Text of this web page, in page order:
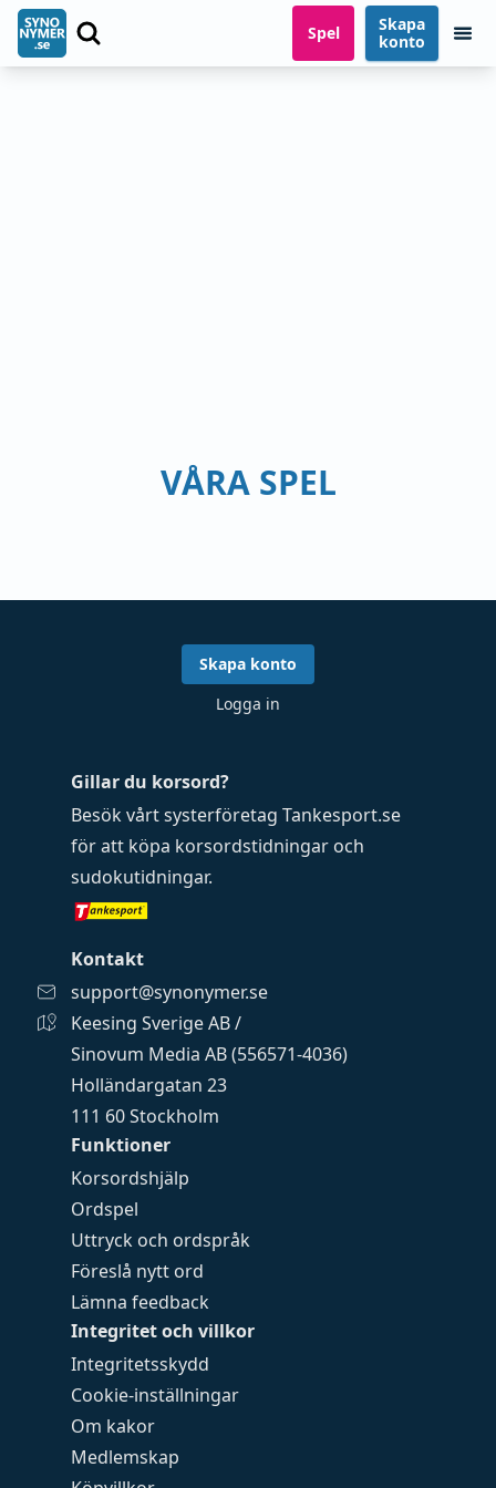
Spel
Skapa
konto
VÅRA SPEL
Funktioner
Korsordshjälp
Ordspel
Uttryck och ordspråk
Föreslå nytt ord
Lämna feedback
Integritet och villkor
Integritetsskydd
Cookie-inställningar
Om kakor
Medlemskap
Gillar du korsord?
Besök vårt systerföretag Tankesport.se
för att köpa korsordstidningar och
sudokutidningar.
Kontakt
support@synonymer.se
Keesing Sverige AB /
Sinovum Media AB (556571-4036)
Holländargatan 23
111 60 Stockholm
Skapa konto
Logga in